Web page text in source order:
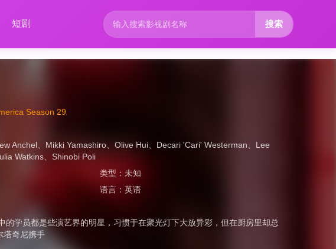
短剧 搜索
Season 29
Anchel Mikki Yamashiro Olive Hui Decari 'Cari' Westerman
Lee
Watkins
Shinobi Poli
类型： 未知
语言： 英语
学员都是些演艺界的明星，习惯于在聚光灯下大放异彩，但在厨房里却总
塔奇尼携手